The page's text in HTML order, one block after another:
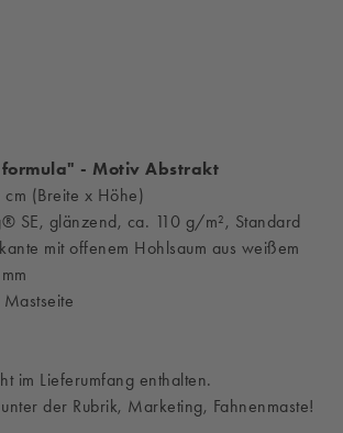
formula" - Motiv Abstrakt
(Breite x Höhe)
SE, glänzend, ca. 110 g/m², Standard
mit offenem Hohlsaum aus weißem
im Lieferumfang enthalten.
der Rubrik, Marketing, Fahnenmaste!